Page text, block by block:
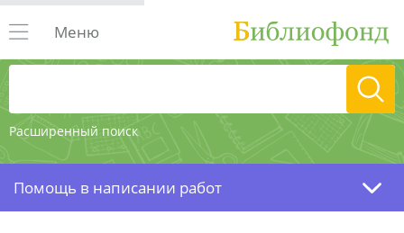
Расширенный поиск
Меню
Помощь в написании работ